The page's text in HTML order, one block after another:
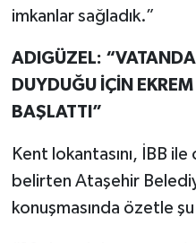
imkanlar sağladık.”
ADIGÜZEL:
DUYDUĞU İÇİN
BAŞLATTI”
Kent lokantasını, İBB ile
belirten Ataşehir
konuşmasında özetle